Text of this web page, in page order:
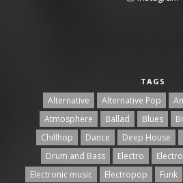
TAGS
Alternative Alternative Pop
Atmosphere
Ballad Blues
Chillhop
Dance Deep House
Drum and Bass
Electro
Electronic music
Electropop Funk